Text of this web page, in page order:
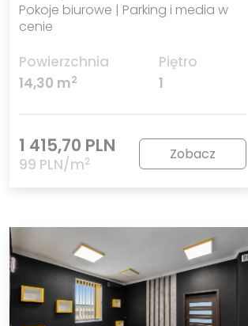
Pokoje biurowe | Parking i media w
cenie
Powierzchnia
14,30 m2
Piętro
1
1 415,70 PLN
99 PLN/m2 Zobacz